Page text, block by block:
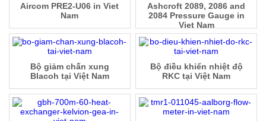
Ashcroft 2089, 2086 and
2084 Pressure Gauge in
Viet Nam
Aircom PRE2-U06 in Viet
Nam
Bộ điều khiển nhiệt độ
RKC tại Việt Nam
Bộ giảm chấn xung
Blacoh tại Việt Nam